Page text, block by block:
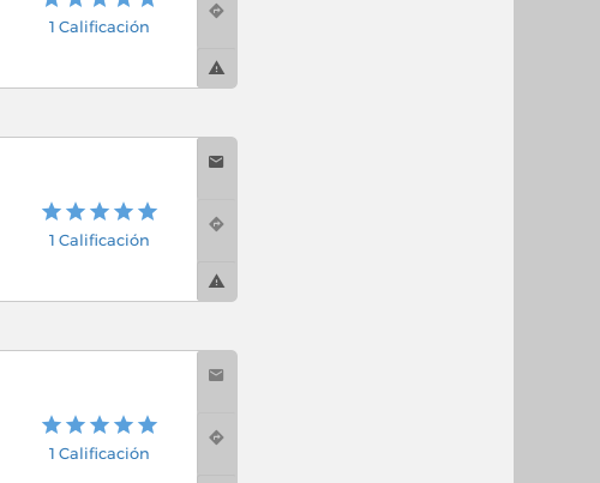
1 Calificación
1 Calificación
1 Calificación